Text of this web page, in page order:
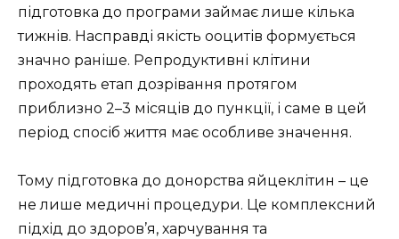
підготовка до програми займає лише кілька
тижнів. Насправді якість ооцитів формується
значно раніше. Репродуктивні клітини
проходять етап дозрівання протягом
приблизно 2–3 місяців до пункції, і саме в цей
період спосіб життя має особливе значення.
Тому підготовка до донорства яйцеклітин – це
не лише медичні процедури. Це комплексний
підхід до здоров’я, харчування та